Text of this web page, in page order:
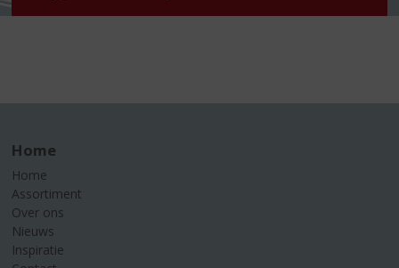
Home
Home
Assortiment
Over ons
Nieuws
Inspiratie